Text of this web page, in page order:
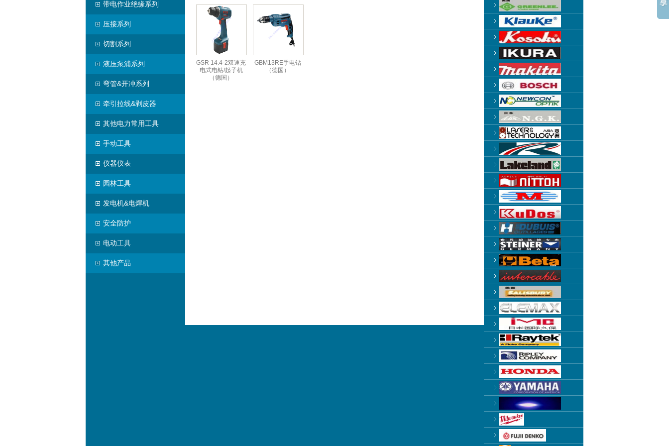
带电作业绝缘系列
压接系列
切割系列
液压泵浦系列
弯管&开冲系列
牵引拉线&剥皮器
其他电力常用工具
手动工具
仪器仪表
园林工具
发电机&电焊机
安全防护
电动工具
其他产品
GSR 14.4-2双速充
电式电钻/起子机
（德国）
GBM13RE手电钻
（德国）